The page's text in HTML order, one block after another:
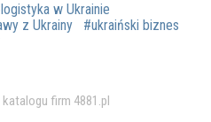
w Ukrainie
z Ukrainy
#ukraiński biznes
firm 4881.pl